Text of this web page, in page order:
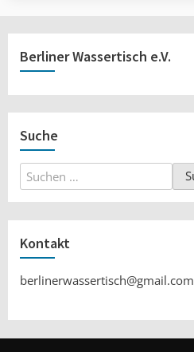
Berliner Wassertisch e.V.
Suche
Suchen
nach:
Kontakt
berlinerwassertisch@gmail.com